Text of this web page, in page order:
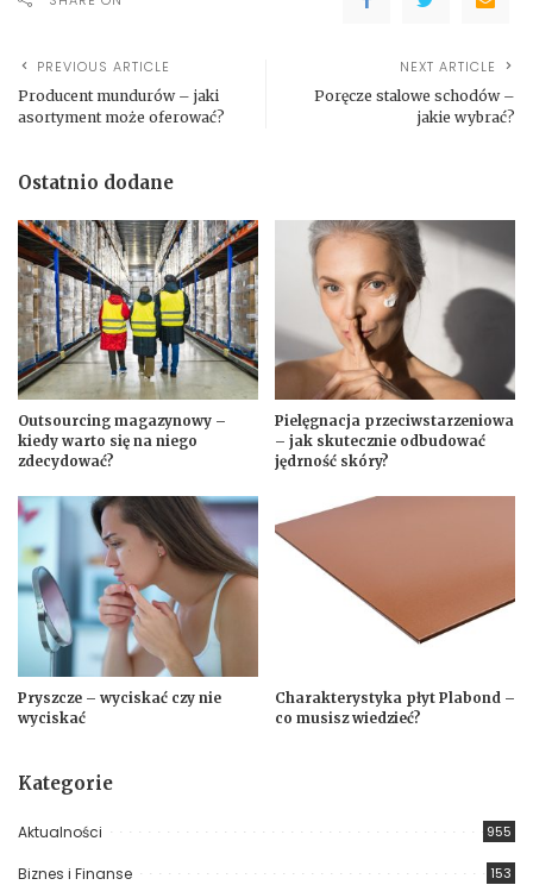
PREVIOUS ARTICLE
Producent mundurów – jaki
asortyment może oferować?
NEXT ARTICLE
Poręcze stalowe schodów –
jakie wybrać?
Ostatnio dodane
Outsourcing magazynowy –
kiedy warto się na niego
zdecydować?
Pielęgnacja przeciwstarzeniowa
– jak skutecznie odbudować
jędrność skóry?
Pryszcze – wyciskać czy nie
wyciskać
Charakterystyka płyt Plabond –
co musisz wiedzieć?
Kategorie
Aktualności 955
Biznes i Finanse 153